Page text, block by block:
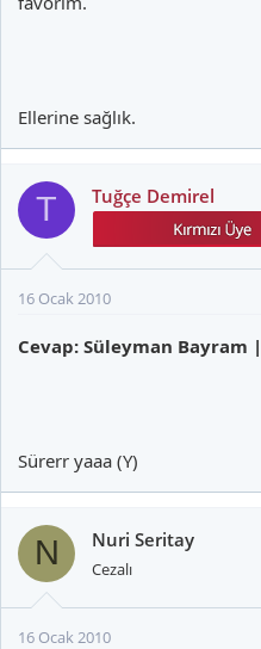
Ellerine sağlık.
T Tuğçe Demirel
16 Ocak 2010
Cevap: Süleyman Bayram |
Sürerr yaaa (Y)
N Nuri Seritay
Cezalı
16 Ocak 2010